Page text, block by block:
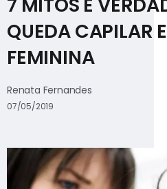
QUEDA CAPILAR
FEMININA
Renata Fernandes
07/05/2019